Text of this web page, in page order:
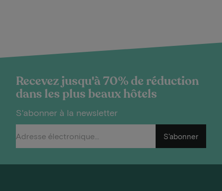
Recevez jusqu'à 70% de réduction
dans les plus beaux hôtels
S'abonner à la newsletter
S'abonner